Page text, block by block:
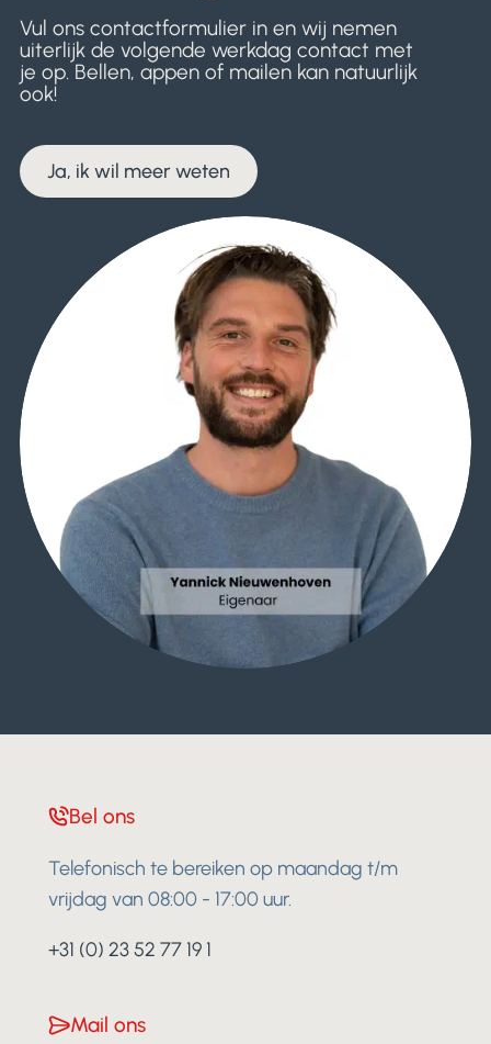
Vul ons contactformulier in en wij nemen
uiterlijk de volgende werkdag contact met
je op. Bellen, appen of mailen kan natuurlijk
ook!
Ja, ik wil meer weten
Bel ons
Telefonisch te bereiken op maandag t/m
vrijdag van 08:00 - 17:00 uur.
+31 (0) 23 52 77 19 1
Mail ons